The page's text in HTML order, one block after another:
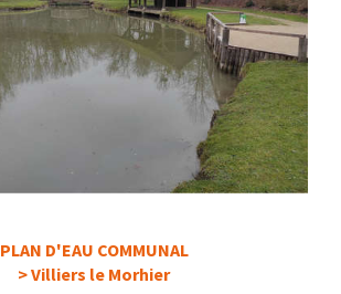
PLAN D'EAU COMMUNAL
> Villiers le Morhier